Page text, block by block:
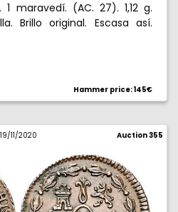
1 maravedí. (AC. 27). 1,12 g.
Brillo original. Escasa así.
Hammer price: 145€
19/11/2020 Auction 355